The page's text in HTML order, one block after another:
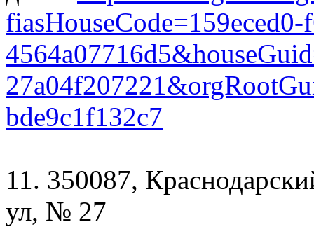
bde9c1f132c7
11. 350087,
ул, № 27